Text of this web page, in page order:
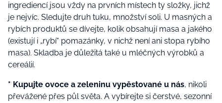
ingrediencí jsou vždy na prvních místech ty složky, jichž
je nejvíc. Sledujte druh tuku, množství soli. U masných a
rybích produktů se dívejte, kolik obsahují masa a jakého
(existují i „rybí“ pomazánky, v nichž není ani stopa rybího
masa). Skladba je důležitá také u mléčných výrobků a
cereálií.
* Kupujte ovoce a zeleninu vypěstované u nás, nikoli
převážené přes půl světa. A vybírejte si čerstvé, sezonní